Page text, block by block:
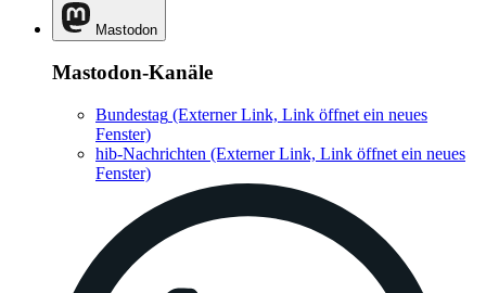
Mastodon
Mastodon-Kanäle
Bundestag (Externer Link, Link öffnet ein neues
Fenster)
hib-Nachrichten (Externer Link, Link öffnet ein neues
Fenster)